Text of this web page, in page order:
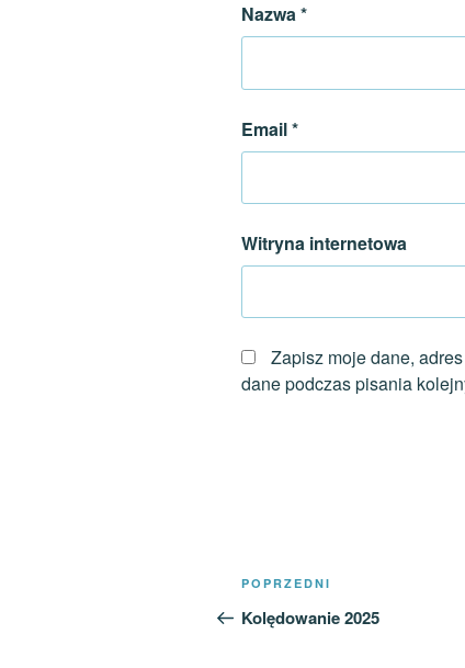
Nazwa*
Email*
Witryna internetowa
Zapisz moje dane,
dane podczas pisania
Nawigacja
wpisu
Poprzedni
wpis
POPRZEDNI
Kolędowanie 2025